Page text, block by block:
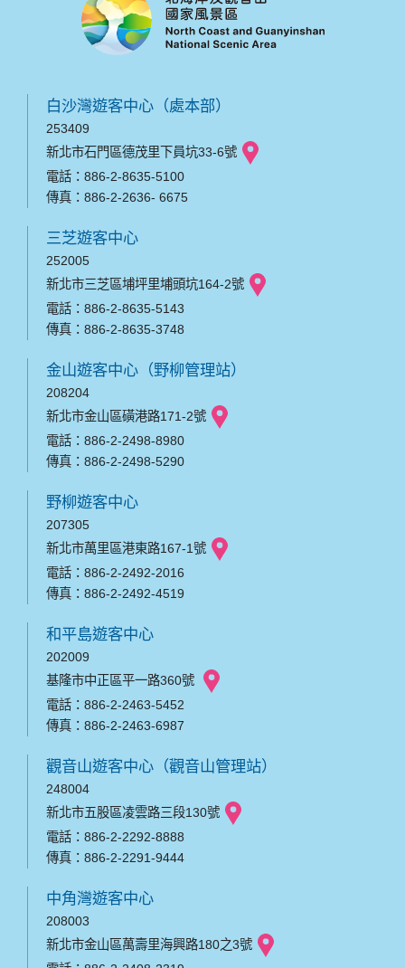
白沙灣遊客中心（處本部）
253409
新北市石門區德茂里下員坑33-6號
電話：886-2-8635-5100
傳真：886-2-2636- 6675
三芝遊客中心
252005
新北市三芝區埔坪里埔頭坑164-2號
電話：886-2-8635-5143
傳真：886-2-8635-3748
金山遊客中心（野柳管理站）
208204
新北市金山區磺港路171-2號
電話：886-2-2498-8980
傳真：886-2-2498-5290
野柳遊客中心
207305
新北市萬里區港東路167-1號
電話：886-2-2492-2016
傳真：886-2-2492-4519
和平島遊客中心
202009
基隆市中正區平一路360號
電話：886-2-2463-5452
傳真：886-2-2463-6987
觀音山遊客中心（觀音山管理站）
248004
新北市五股區凌雲路三段130號
電話：886-2-2292-8888
傳真：886-2-2291-9444
中角灣遊客中心
208003
新北市金山區萬壽里海興路180之3號